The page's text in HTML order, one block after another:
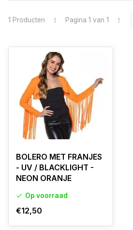
1 Producten Pagina 1 van 1
BOLERO MET FRANJES
- UV / BLACKLIGHT -
NEON ORANJE
Op voorraad
€12,50